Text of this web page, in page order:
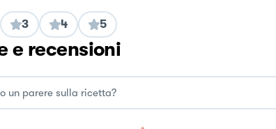
3 4 5
e recensioni